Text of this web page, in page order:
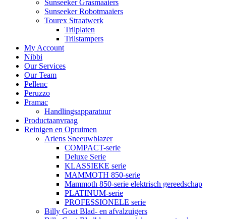
Sunseeker Grasmaaiers
Sunseeker Robotmaaiers
Tourex Straatwerk
Trilplaten
Trilstampers
My Account
Nibbi
Our Services
Our Team
Pellenc
Peruzzo
Pramac
Handlingsapparatuur
Productaanvraag
Reinigen en Opruimen
Ariens Sneeuwblazer
COMPACT-serie
Deluxe Serie
KLASSIEKE serie
MAMMOTH 850-serie
Mammoth 850-serie elektrisch gereedschap
PLATINUM-serie
PROFESSIONELE serie
Billy Goat Blad- en afvalzuigers